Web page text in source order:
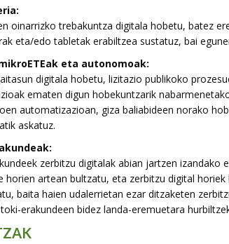
oinarrizko trebakuntza digitala hobetu, batez
eta/edo tabletak erabiltzea sustatuz, bai
eta autonomoak:
digitala hobetu, lizitazio publikoko
ematen digun hobekuntzarik
automatizazioan, giza baliabideen norako
askatuz.
zerbitzu digitalak abian jartzen
horien artean bultzatu, eta zerbitzu digital
baita haien udalerrietan ezar ditzaketen
erakundeen bidez landa-eremuetara